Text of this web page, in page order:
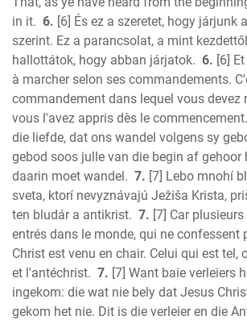
Jude
Revelation
in it. 6. [6] És ez a szeretet, hogy járjunk
szerint. Ez a parancsolat, a mint
hallottátok, hogy abban járjatok. 6. [6]
à marcher selon ses commandements.
commandement dans lequel vous devez
vous l'avez appris dès le commencement.
die liefde, dat ons wandel volgens sy
gebod soos julle van die begin af gehoor
daarin moet wandel. 7. [7] Lebo mnohí
sveta, ktorí nevyznávajú Ježiša Krista,
ten bludár a antikrist. 7. [7] Car
entrés dans le monde, qui ne confessent
Christ est venu en chair. Celui qui est tel,
et l'antéchrist. 7. [7] Want baie verleiers
ingekom: die wat nie bely dat Jesus
gekom het nie. Dit is die verleier en die